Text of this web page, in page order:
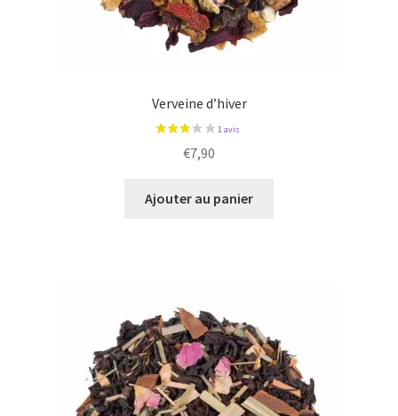
Verveine d’hiver
€7,90
Ajouter au panier